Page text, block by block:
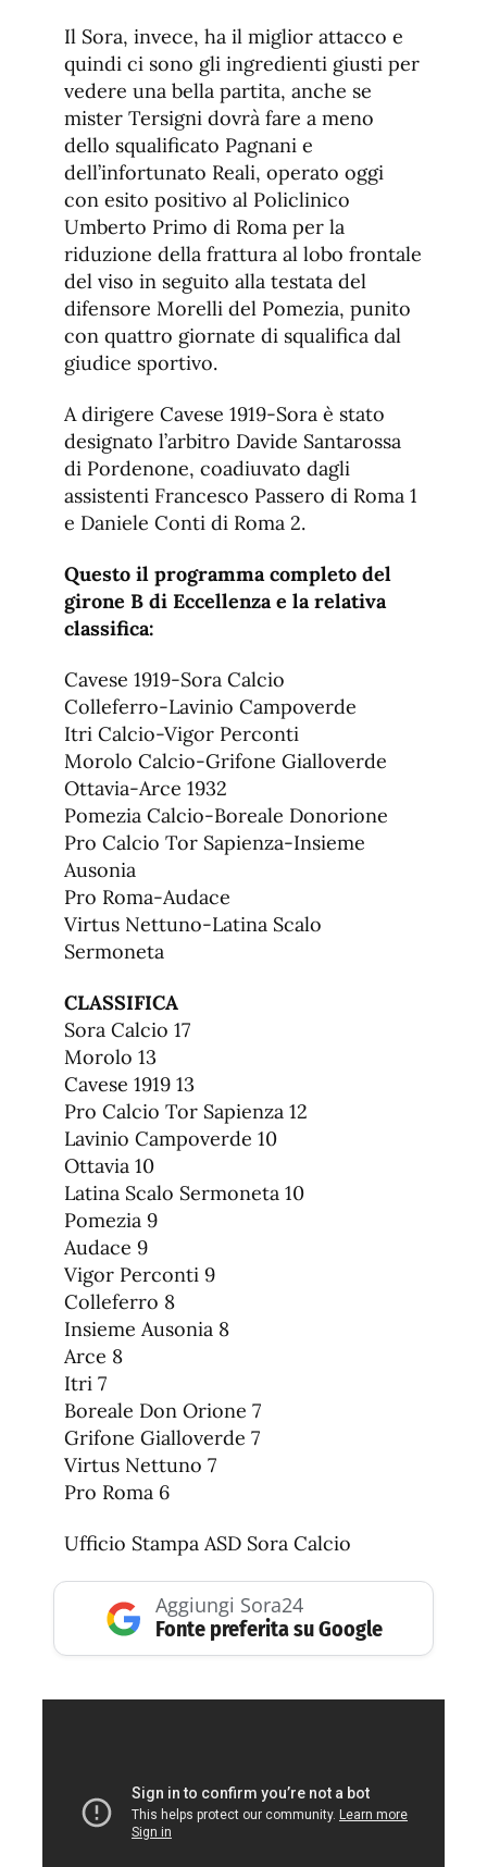
Il Sora, invece, ha il miglior attacco e
quindi ci sono gli ingredienti giusti per
vedere una bella partita, anche se
mister Tersigni dovrà fare a meno
dello squalificato Pagnani e
dell’infortunato Reali, operato oggi
con esito positivo al Policlinico
Umberto Primo di Roma per la
riduzione della frattura al lobo frontale
del viso in seguito alla testata del
difensore Morelli del Pomezia, punito
con quattro giornate di squalifica dal
giudice sportivo.
A dirigere Cavese 1919-Sora è stato
designato l’arbitro Davide Santarossa
di Pordenone, coadiuvato dagli
assistenti Francesco Passero di Roma 1
e Daniele Conti di Roma 2.
Questo il programma completo del
girone B di Eccellenza e la relativa
classifica:
Cavese 1919-Sora Calcio
Colleferro-Lavinio Campoverde
Itri Calcio-Vigor Perconti
Morolo Calcio-Grifone Gialloverde
Ottavia-Arce 1932
Pomezia Calcio-Boreale Donorione
Pro Calcio Tor Sapienza-Insieme
Ausonia
Pro Roma-Audace
Virtus Nettuno-Latina Scalo
Sermoneta
CLASSIFICA
Sora Calcio 17
Morolo 13
Cavese 1919 13
Pro Calcio Tor Sapienza 12
Lavinio Campoverde 10
Ottavia 10
Latina Scalo Sermoneta 10
Pomezia 9
Audace 9
Vigor Perconti 9
Colleferro 8
Insieme Ausonia 8
Arce 8
Itri 7
Boreale Don Orione 7
Grifone Gialloverde 7
Virtus Nettuno 7
Pro Roma 6
Ufficio Stampa ASD Sora Calcio
Aggiungi Sora24
Fonte preferita su Google